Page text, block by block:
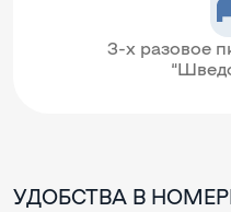
3-х разовое
УДОБСТВА В